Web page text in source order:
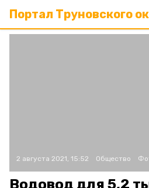
Портал Труновского
2 августа 2021, 15:52 Общество
Водовод для 5,2